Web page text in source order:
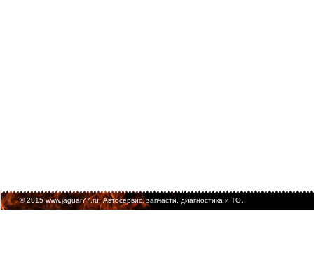
© 2015 www.jaguar77.ru. Автосервис, запчасти, диагностика и ТО.